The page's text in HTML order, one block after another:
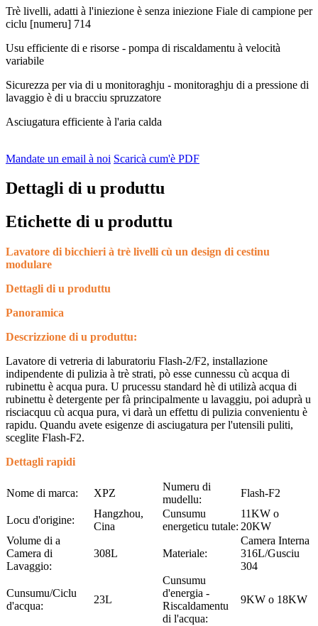
Trè livelli, adatti à l'iniezione è senza iniezione Fiale di campione per
ciclu [numeru] 714
Usu efficiente di e risorse - pompa di riscaldamentu à velocità
variabile
Sicurezza per via di u monitoraghju - monitoraghju di a pressione di
lavaggio è di u bracciu spruzzatore
Asciugatura efficiente à l'aria calda
Mandate un email à noi Scaricà cum'è PDF
Dettagli di u produttu
Etichette di u produttu
Lavatore di bicchieri à trè livelli cù un design di cestinu
modulare
Dettagli di u produttu
Panoramica
Descrizzione di u produttu:
Lavatore di vetreria di laburatoriu Flash-2/F2, installazione
indipendente di pulizia à trè strati, pò esse cunnessu cù acqua di
rubinettu è acqua pura. U prucessu standard hè di utilizà acqua di
rubinettu è detergente per fà principalmente u lavaggiu, poi aduprà u
risciacquu cù acqua pura, vi darà un effettu di pulizia convenientu è
rapidu. Quandu avete esigenze di asciugatura per l'utensili puliti,
sceglite Flash-F2.
Dettagli rapidi
Nome di marca: XPZ
Numeru di
mudellu:
Flash-F2
Locu d'origine:
Hangzhou,
Cina
Cunsumu
energeticu tutale:
11KW o
20KW
Volume di a
Camera di
Lavaggio:
308L Materiale:
Camera Interna
316L/Gusciu
304
Cunsumu/Ciclu
d'acqua:
23L
Cunsumu
d'energia -
Riscaldamentu
di l'acqua:
9KW o 18KW